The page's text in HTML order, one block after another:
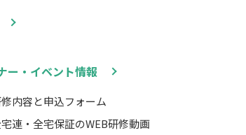
ー・イベント情報
内容と申込フォーム
連・全宅保証のWEB研修動画